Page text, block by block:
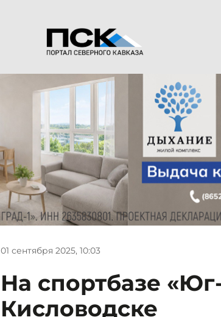
01 сентября 2025, 10:03
На спортбазе
Кисловодске